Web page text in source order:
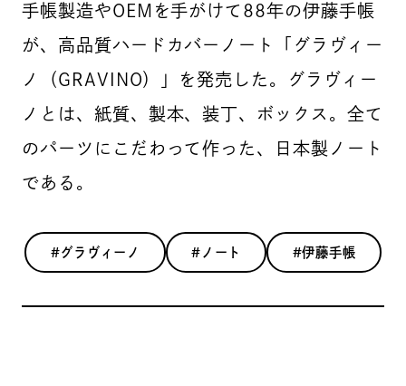
手帳製造やOEMを手がけて88年の伊藤手帳
が、高品質ハードカバーノート「グラヴィー
ノ（GRAVINO）」を発売した。グラヴィー
ノとは、紙質、製本、装丁、ボックス。全て
のパーツにこだわって作った、日本製ノート
である。
#グラヴィーノ #ノート #伊藤手帳